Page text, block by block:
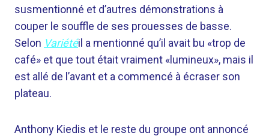
susmentionné et d’autres démonstrations à
couper le souffle de ses prouesses de basse.
Selon Variétéil a mentionné qu’il avait bu «trop de
café» et que tout était vraiment «lumineux», mais il
est allé de l’avant et a commencé à écraser son
plateau.
Anthony Kiedis et le reste du groupe ont annoncé